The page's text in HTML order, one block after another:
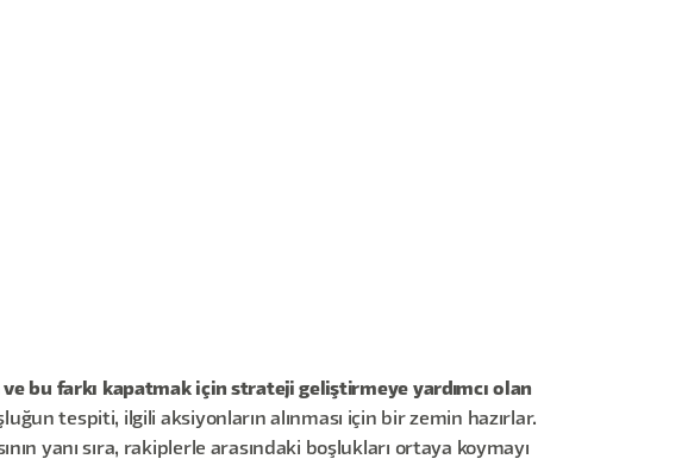
bu farkı kapatmak için strateji geliştirmeye yardımcı olan
tespiti, ilgili aksiyonların alınması için bir zemin hazırlar.
yanı sıra, rakiplerle arasındaki boşlukları ortaya koymayı